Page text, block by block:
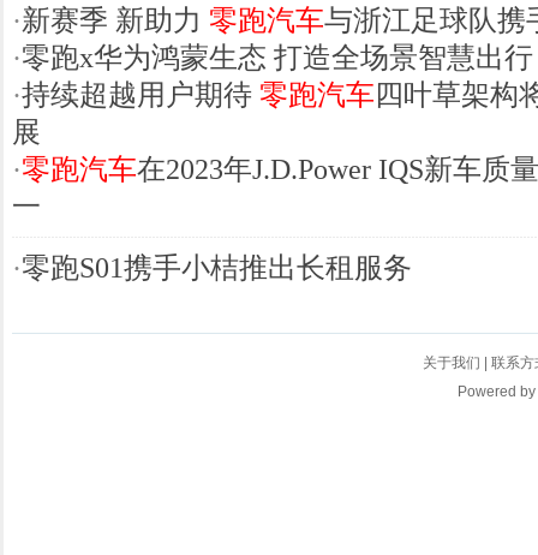
·新赛季 新助力 零跑汽车与浙江足球队携
·零跑x华为鸿蒙生态 打造全场景智慧出行
·持续超越用户期待 零跑汽车四叶草架构
展
·零跑汽车在2023年J.D.Power IQS新车质
一
·零跑S01携手小桔推出长租服务
关于我们
联系方
Powered by